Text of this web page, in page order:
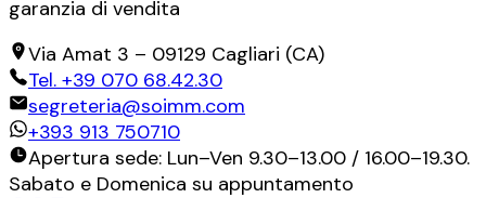
garanzia di vendita
Via Amat 3 – 09129 Cagliari (CA)
Tel. +39 070 68.42.30
segreteria@soimm.com
+393 913 750710
Apertura sede: Lun–Ven 9.30–13.00 / 16.00–19.30.
Sabato e Domenica su appuntamento